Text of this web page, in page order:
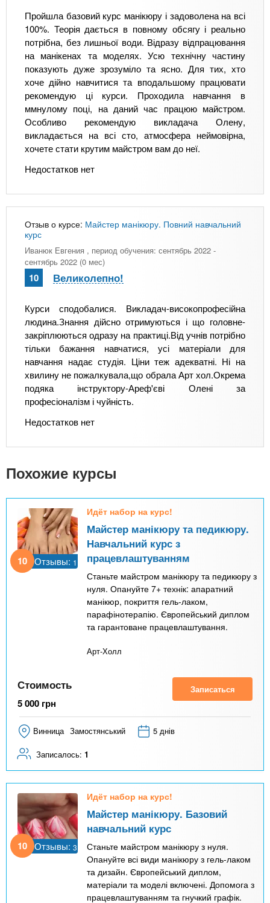
Пройшла базовий курс манікюру і задоволена на всі
100%. Теорія дається в повному обсягу і реально
потрібна, без лишньої води. Відразу відпрацювання
на манікенах та моделях. Усю технічну частину
показують дуже зрозуміло та ясно. Для тих, хто
хоче дійно навчитися та вподальшому працювати
рекомендую ці курси. Проходила навчання в
ммнулому поці, на даний час працюю майстром.
Особливо рекомендую викладача Олену,
викладається на всі сто, атмосфера неймовірна,
хочете стати крутим майстром вам до неї.
Недостатков нет
Отзыв о курсе: Майстер манікюру. Повний навчальний
курс
Иванюк Евгения , период обучения: сентябрь 2022 -
сентябрь 2022 (0 мес)
Курси сподобалися. Викладач-високопрофесійна
людина.Знання дійсно отримуються і що головне-
закріплюються одразу на практиці.Від учнів потрібно
тільки бажання навчатися, усі матеріали для
навчання надає студія. Ціни теж адекватні. Ні на
хвилину не пожалкувала,що обрала Арт хол.Окрема
подяка інструктору-Ареф'єві Олені за
професіоналізм і чуйність.
Недостатков нет
10 Великолепно!
Похожие курсы
10 Отзывы: 1
Идёт набор на курс!
Майстер манікюру та педикюру.
Навчальний курс з
працевлаштуванням
Станьте майстром манікюру та педикюру з
нуля. Опануйте 7+ технік: апаратний
манікюр, покриття гель-лаком,
парафінотерапію. Європейський диплом
та гарантоване працевлаштування.
Арт-Холл
Стоимость
5 000 грн
Записаться
Винница Замостянський 5 днів
Записалось: 1
10 Отзывы: 3
Идёт набор на курс!
Майстер манікюру. Базовий
навчальний курс
Станьте майстром манікюру з нуля.
Опануйте всі види манікюру з гель-лаком
та дизайн. Європейський диплом,
матеріали та моделі включені. Допомога з
працевлаштуванням та гнучкий графік.